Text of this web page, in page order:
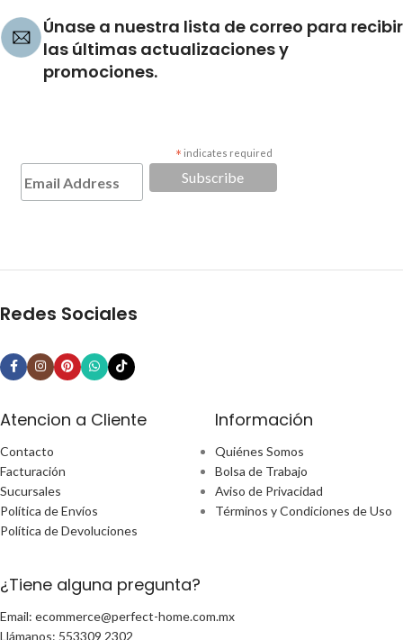
Únase a nuestra lista de correo para recibir
las últimas actualizaciones y
promociones.
* indicates required
Redes Sociales
Atencion a Cliente
Contacto
Facturación
Sucursales
Política de Envíos
Política de Devoluciones
Información
Quiénes Somos
Bolsa de Trabajo
Aviso de Privacidad
Términos y Condiciones de Uso
¿Tiene alguna pregunta?
Email: ecommerce@perfect-home.com.mx
Llámanos: 553309 2302